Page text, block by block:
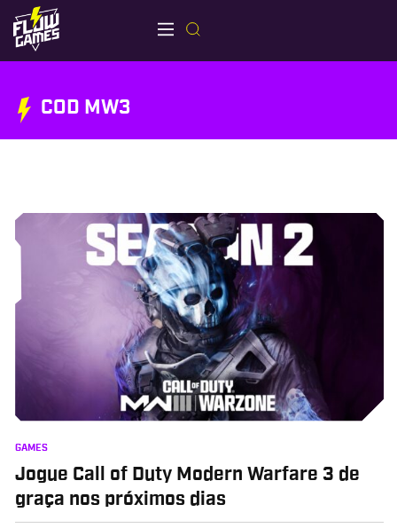
COD MW3
GAMES
Jogue Call of Duty Modern Warfare 3 de
graça nos próximos dias